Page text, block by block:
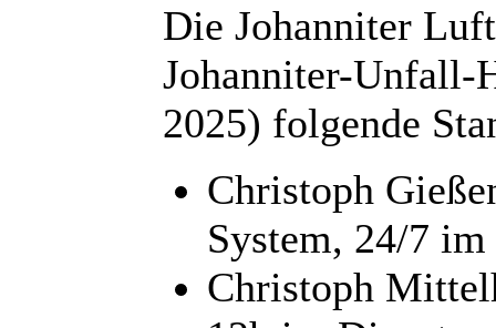
Die Johanniter
Johanniter-Unfall-
2025) folgende
Christoph
System, 24/7
Christoph